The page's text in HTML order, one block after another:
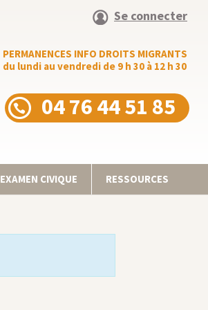
Se connecter
PERMANENCES INFO DROITS MIGRANTS
du lundi au vendredi de 9 h 30 à 12 h 30
04 76 44 51 85
EXAMEN CIVIQUE RESSOURCES